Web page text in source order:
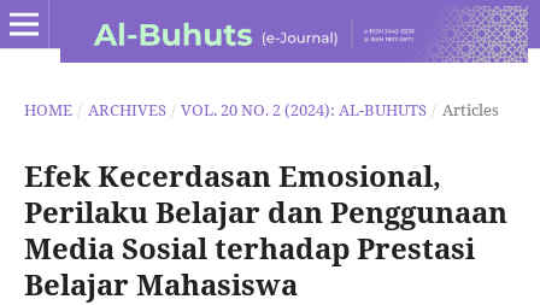
HOME / ARCHIVES / VOL. 20 NO. 2 (2024): AL-BUHUTS / Articles
Efek Kecerdasan Emosional,
Perilaku Belajar dan Penggunaan
Media Sosial terhadap Prestasi
Belajar Mahasiswa